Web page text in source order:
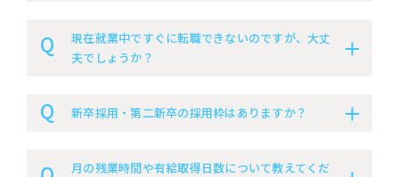
現在就業中ですぐに転職できないのですが、大丈
夫でしょうか？
新卒採用・第二新卒の採用枠はありますか？
月の残業時間や有給取得日数について教えてくだ